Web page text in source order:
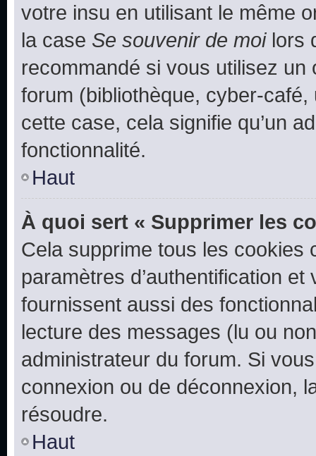
votre insu en utilisant le même
la case Se souvenir de moilors
recommandé si vous utilisez
forum (bibliothèque, cyber-
cette case, cela signifie qu’un
fonctionnalité.
Haut
À quoi sert « Supprimer les
Cela supprime tous les cookies
paramètres d’authentification
fournissent aussi des
lecture des messages (lu ou
administrateur du forum. Si
connexion ou de déconnexion,
résoudre.
Haut